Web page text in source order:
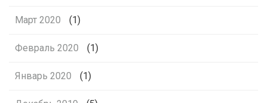
Март 2020 (1)
Февраль 2020 (1)
Январь 2020 (1)